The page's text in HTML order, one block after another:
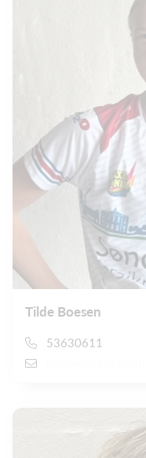
Tilde Boesen
53630611